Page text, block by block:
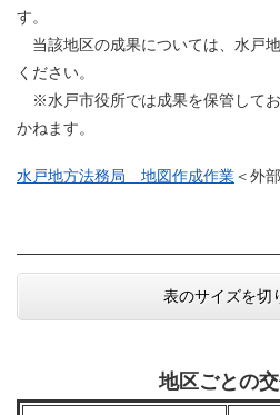
す。
当該地区の成果については、水戸
ください。
※水戸市役所では成果を保管して
かねます。
水戸地方法務局 地図作成作業＜外
表のサイズを切
地区ごとの